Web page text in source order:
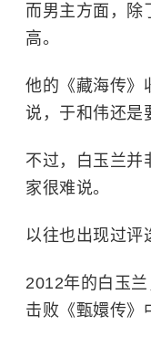
而男主方面，除
高。
他的《藏海传》
说，于和伟还是
不过，白玉兰并
家很难说。
以往也出现过评
2012年的白玉
击败《甄嬛传》